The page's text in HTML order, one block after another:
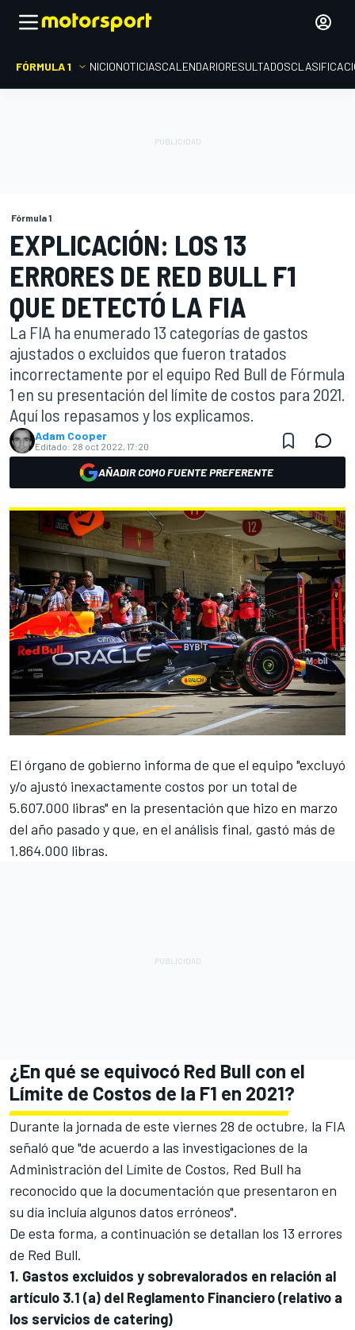
FÓRMULA 1 INICIONOTICIASCALENDARIORESULTADOS
Fórmula 1
EXPLICACIÓN: LOS 13
ERRORES DE RED BULL F1
QUE DETECTÓ LA FIA
La FIA ha enumerado 13 categorías de gastos
ajustados o excluidos que fueron tratados
incorrectamente por el equipo Red Bull de Fórmula
1 en su presentación del límite de costos para 2021.
Aquí los repasamos y los explicamos.
Adam Cooper
Editado: 28 oct 2022, 17:20
AÑADIR COMO FUENTE PREFERENTE
El órgano de gobierno informa de que el equipo "excluyó
y/o ajustó inexactamente costos por un total de
5.607.000 libras" en la presentación que hizo en marzo
del año pasado y que, en el análisis final, gastó más de
1.864.000 libras.
¿En qué se equivocó Red Bull con el
Límite de Costos de la F1 en 2021?
Durante la jornada de este viernes 28 de octubre, la FIA
señaló que "de acuerdo a las investigaciones de la
Administración del Límite de Costos, Red Bull ha
reconocido que la documentación que presentaron en
su día incluía algunos datos erróneos".
De esta forma, a continuación se detallan los 13 errores
de Red Bull.
1. Gastos excluidos y sobrevalorados en relación al
artículo 3.1 (a) del Reglamento Financiero (relativo a
los servicios de catering)